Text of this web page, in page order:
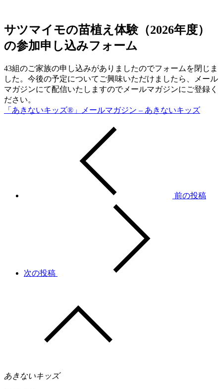
サツマイモの苗植え体験（2026年度）
の参加申し込みフォーム
43組のご家族の申し込みがありましたのでフォームを閉じま
した。今後の予定についてご興味いただけましたら、メール
マガジンにて配信いたしますのでメールマガジンにご登録く
ださい。
「あきないキッズ®」メールマガジン – あきないキッズ
前の投稿
次の投稿
あきないキッズ